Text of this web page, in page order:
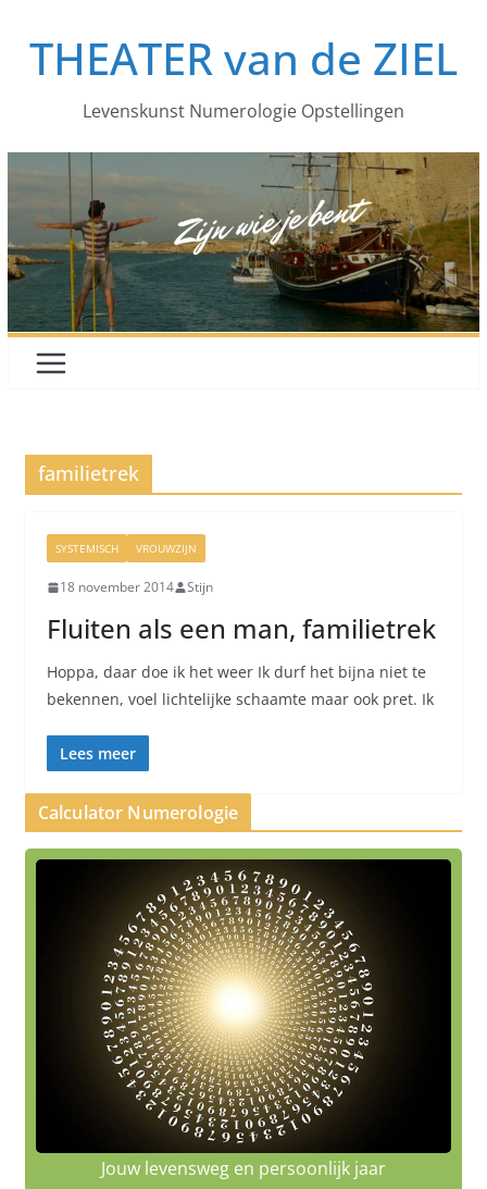
naarTHEATER van de ZIEL
Levenskunst Numerologie Opstellingen
familietrek
SYSTEMISCH VROUWZIJN
18 november 2014 Stijn
Fluiten als een man, familietrek
Hoppa, daar doe ik het weer Ik durf het bijna niet te
bekennen, voel lichtelijke schaamte maar ook pret. Ik
Lees meer
Calculator Numerologie
Jouw levensweg en persoonlijk jaar